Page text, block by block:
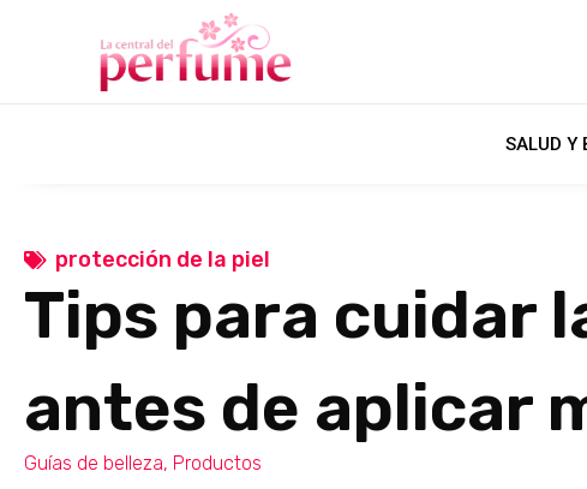
SALUD Y
protección de la piel
Tips para cuidar
antes de aplicar
Guías de belleza, Productos